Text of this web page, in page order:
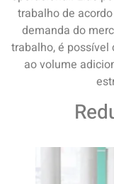
trabalho de
demanda do
trabalho, é
ao volume